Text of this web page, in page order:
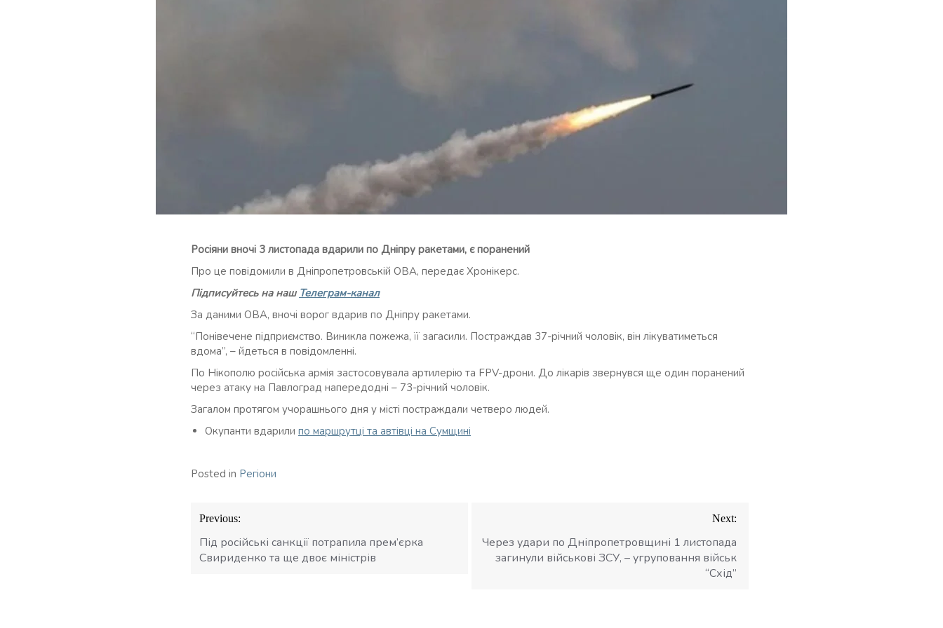
Росіяни вночі 3 листопада вдарили по Дніпру ракетами, є поранений
Про це повідомили в Дніпропетровській ОВА, передає Хронікерс.
Підписуйтесь на наш Телеграм-канал
За даними ОВА, вночі ворог вдарив по Дніпру ракетами.
“Понівечене підприємство. Виникла пожежа, її загасили. Постраждав 37-річний чоловік, він лікуватиметься
вдома”, – йдеться в повідомленні.
По Нікополю російська армія застосовувала артилерію та FPV-дрони. До лікарів звернувся ще один поранений
через атаку на Павлоград напередодні – 73-річний чоловік.
Загалом протягом учорашнього дня у місті постраждали четверо людей.
Окупанти вдарили по маршрутці та автівці на Сумщині
Posted in Регіони
Навігація
записів
Previous:
Під російські санкції потрапила прем’єрка
Свириденко та ще двоє міністрів
Next:
Через удари по Дніпропетровщині 1 листопада
загинули військові ЗСУ, – угруповання військ
“Схід”